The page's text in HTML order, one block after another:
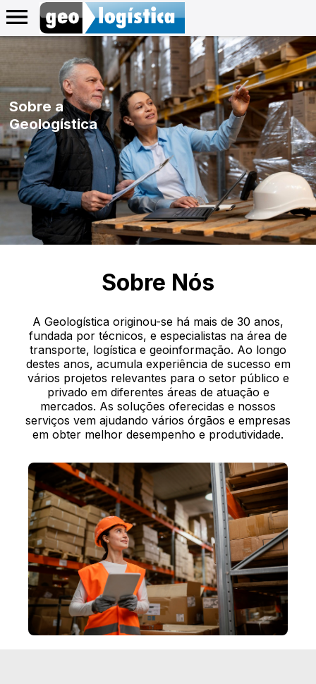
Sobre a
Geologística
Sobre Nós
A Geologística originou-se há mais de 30 anos,
fundada por técnicos, e especialistas na área de
transporte, logística e geoinformação. Ao longo
destes anos, acumula experiência de sucesso em
vários projetos relevantes para o setor público e
privado em diferentes áreas de atuação e
mercados. As soluções oferecidas e nossos
serviços vem ajudando vários órgãos e empresas
em obter melhor desempenho e produtividade.